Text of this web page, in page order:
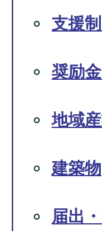
支援
奨励
地域
建築物
届出